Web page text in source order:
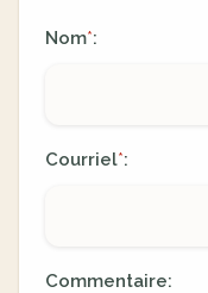
Nom*:
Courriel*:
Commentaire: